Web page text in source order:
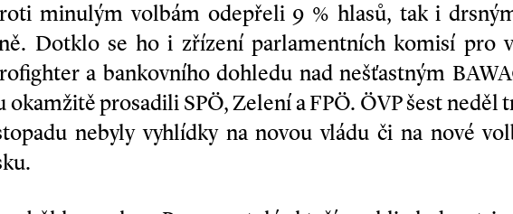
minulým volbám odepřeli 9 % hlasů, tak i
Dotklo se ho i zřízení parlamentních komisí pro
a bankovního dohledu nad nešťastným
prosadili SPÖ, Zelení a FPÖ. ÖVP šest neděl
nebyly vyhlídky na novou vládu či na nové